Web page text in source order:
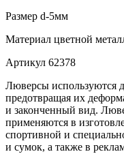
Размер d-5мм
Материал цветной
Артикул 62378
Люверсы используются
предотвращая их
и законченный вид.
применяются в
спортивной и
и сумок, а также в